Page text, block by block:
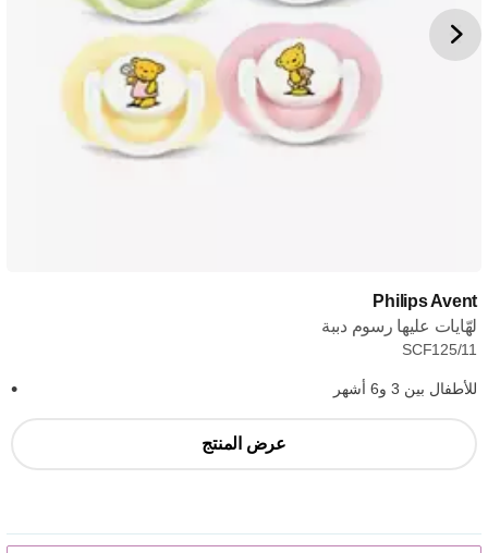
Philips Avent
لهّايات عليها رسوم دببة
SCF125/11
للأطفال بين 3 و6 أشهر
عرض المنتج